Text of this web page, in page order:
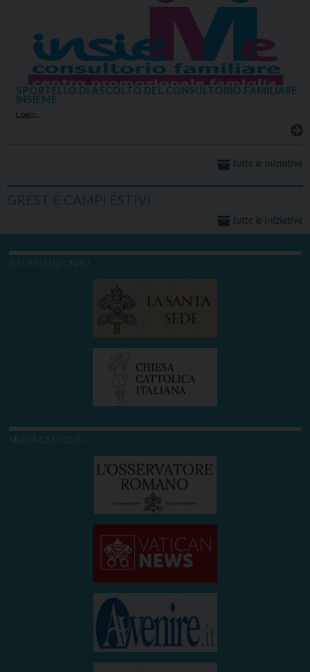
SPORTELLO DI ASCOLTO DEL CONSULTORIO FAMILIARE
INSIEME
Logo…
tutte le iniziative
GREST E CAMPI ESTIVI
tutte le iniziative
SITI ISTITUZIONALI
MEDIA CATTOLICI